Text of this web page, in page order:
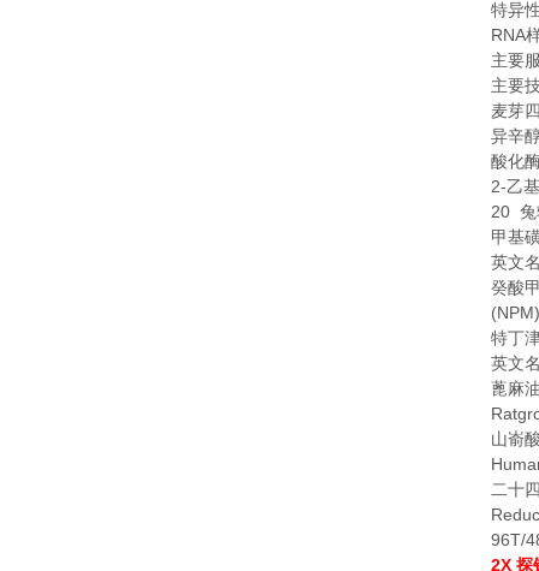
特异
RNA
主要
主要
麦芽
异辛
酸化
2-乙基
20
甲基
英文
癸酸
特丁
英文
蓖麻
山嵛
二十
96T/
2X 探